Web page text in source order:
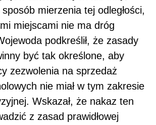
mierzenia tej odległości,
miejscami nie ma dróg
podkreślił, że zasady
być tak określone, aby
zezwolenia na sprzedaż
nie miał w tym zakresie
Wskazał, że nakaz ten
z zasad prawidłowej